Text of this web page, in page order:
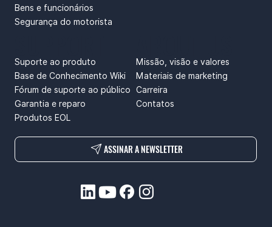
Bens e funcionários
Segurança do motorista
Missão, visão e valores
Materiais de marketing
Carreira
Contatos
Suporte ao produto
Base de Conhecimento Wiki
Fórum de suporte ao público
Garantia e reparo
Produtos EOL
ASSINAR A NEWSLETTER